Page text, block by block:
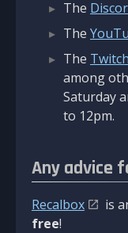
The
The
The
among
Saturday
to 12pm.
Any advice
Recalbox is
free!